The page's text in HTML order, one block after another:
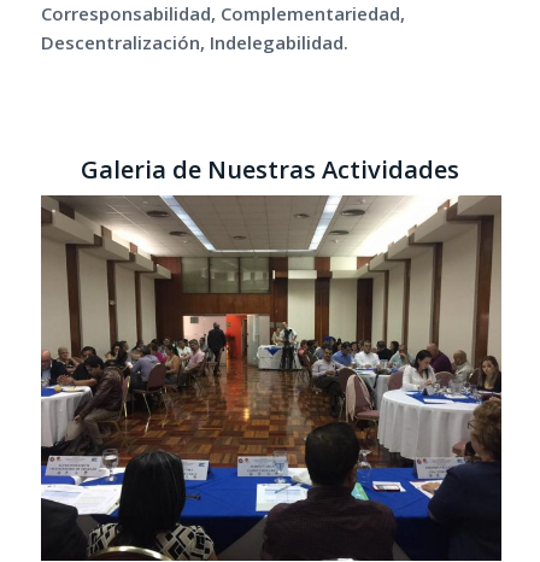
Corresponsabilidad, Complementariedad,
Descentralización, Indelegabilidad.
Galeria de Nuestras Actividades